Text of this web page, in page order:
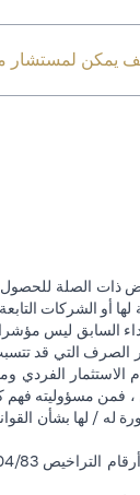
يمكن لمستشار
الصلة
الشركات
السابق ليس
التي قد
الفردي
مسؤوليته فهم
لها بشأن